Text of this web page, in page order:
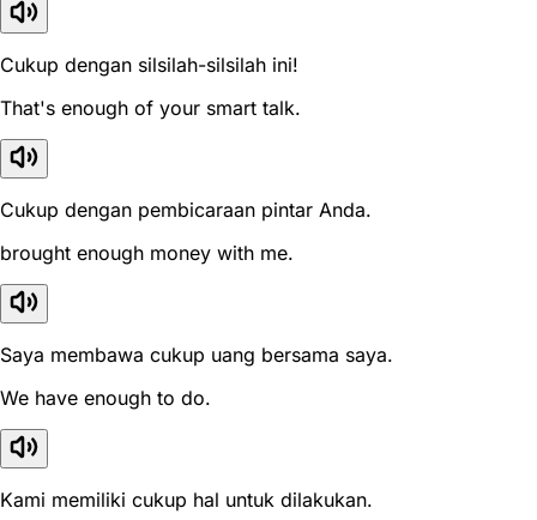
Cukup dengan silsilah-silsilah ini!
That's enough of your smart talk.
Cukup dengan pembicaraan pintar Anda.
brought enough money with me.
Saya membawa cukup uang bersama saya.
We have enough to do.
Kami memiliki cukup hal untuk dilakukan.